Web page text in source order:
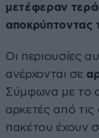
μετέφεραν
αποκρύπτοντας
Οι περιουσίες
ανέρχονται σε
Σύμφωνα με το
αρκετές από τις
πακέτου έχουν